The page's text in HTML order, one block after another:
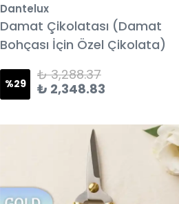
Dantelux
Damat Çikolatası (Damat
Bohçası İçin Özel Çikolata)
%29
₺ 3,288.37
₺ 2,348.83